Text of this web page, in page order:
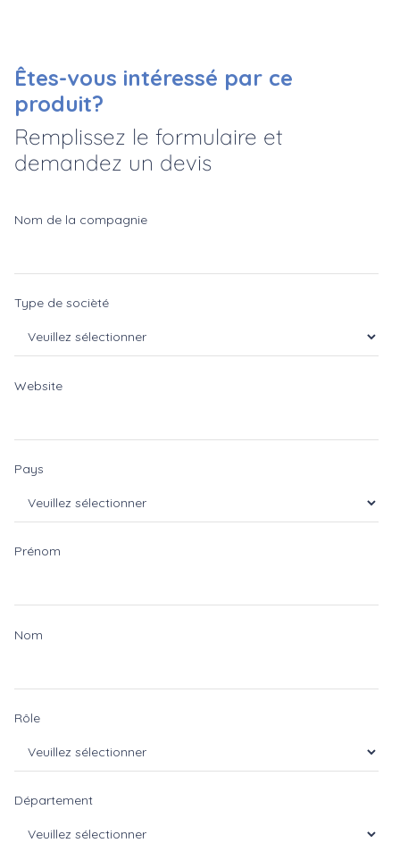
Êtes-vous intéressé par ce
produit?
Remplissez le formulaire et
demandez un devis
Nom de la compagnie
Type de socièté
Website
Pays
Prénom
Nom
Rôle
Département